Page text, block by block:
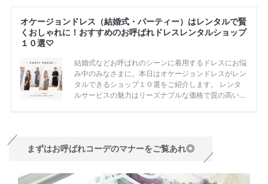
まずはお呼ばれコーデのマナーをご覧あれ◎